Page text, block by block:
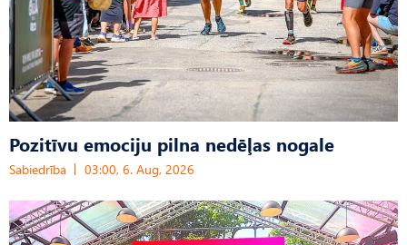
Pozitīvu emociju pilna nedēļas nogale
Sabiedrība 03:00, 6. Aug, 2026